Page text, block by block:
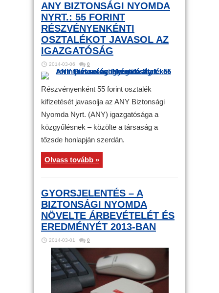
ANY BIZTONSÁGI NYOMDA
NYRT.: 55 FORINT
RÉSZVÉNYENKÉNTI
OSZTALÉKOT JAVASOL AZ
IGAZGATÓSÁG
2014-03-06 0
Részvényenként 55 forint osztalék
kifizetését javasolja az ANY Biztonsági
Nyomda Nyrt. (ANY) igazgatósága a
közgyűlésnek – közölte a társaság a
tőzsde honlapján szerdán.
Olvass tovább »
GYORSJELENTÉS – A
BIZTONSÁGI NYOMDA
NÖVELTE ÁRBEVÉTELÉT ÉS
EREDMÉNYÉT 2013-BAN
2014-03-01 0